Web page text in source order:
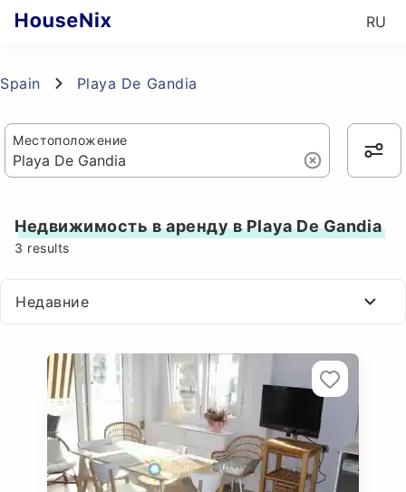
RU
Spain Playa De Gandia
Местоположение
Недвижимость в аренду в Playa De Gandia
3 results
Недавние